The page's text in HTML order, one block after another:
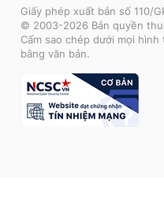
Giấy phép xuất bản số 110/
© 2003-2026 Bản quyền
Cấm sao chép dưới mọi
bằng văn bản.